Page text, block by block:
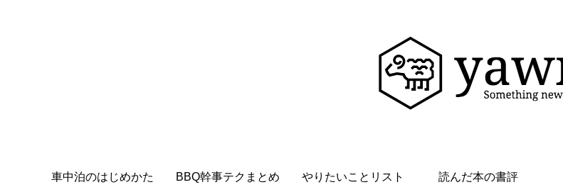
車中泊のはじめかた BBQ幹事テクまとめ やりたいことリスト 読んだ本の書評